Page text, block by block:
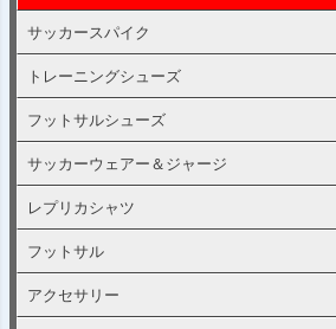
サッカースパイク
トレーニングシューズ
フットサルシューズ
サッカーウェアー＆ジャージ
レプリカシャツ
フットサル
アクセサリー